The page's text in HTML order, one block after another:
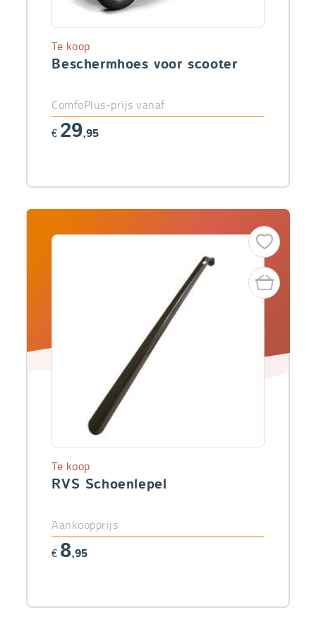
Beschermhoes voor scooter
Te koop
ComfoPlus-prijs vanaf
€ 29,95
RVS Schoenlepel
Te koop
Aankoopprijs
€ 8,95